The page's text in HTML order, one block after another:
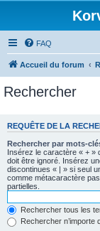
FAQ
Accueil du forum
Rechercher
REQUÊTE DE LA
Rechercher par mots-
Insérez le caractère « + »
doit être ignoré. Insérez
discontinues « | » si seul
comme métacaractère
partielles.
Rechercher tous les
Rechercher n’importe